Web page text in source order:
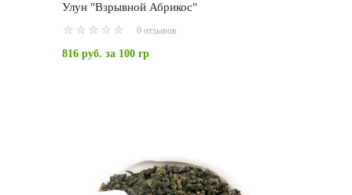
Улун "Взрывной Абрикос"
0 отзывов
816 руб. за 100 гр